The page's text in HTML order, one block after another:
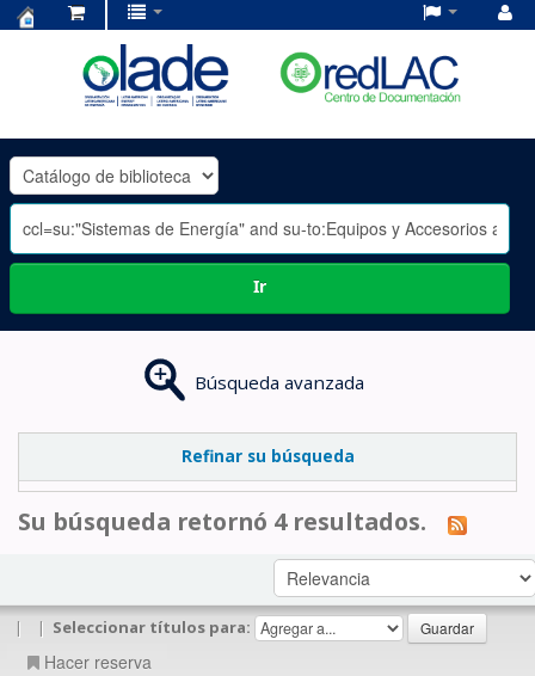
OLADE
-
Ir
Búsqueda avanzada
Refinar su búsqueda
Su búsqueda retornó 4 resultados.
| | Seleccionar títulos para:
Hacer reserva